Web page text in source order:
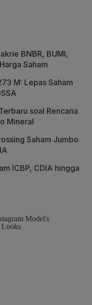
BNBR, BUMI,
Saham
M: Lepas Saham
soal Rencana
Mineral
Saham Jumbo
ICBP, CDIA hingga